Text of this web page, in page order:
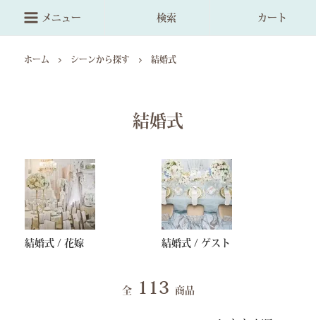
メニュー 検索 カート
ホーム シーンから探す 結婚式
結婚式
結婚式 / 花嫁 結婚式 / ゲスト
全 113 商品